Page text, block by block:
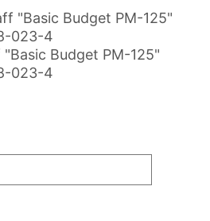
Budget PM-125"
023-4